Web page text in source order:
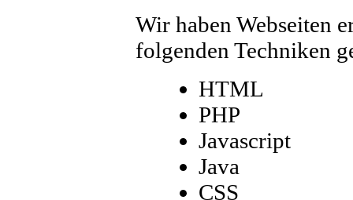
Wir haben Webseiten
folgenden Techniken
HTML
PHP
Javascript
Java
CSS